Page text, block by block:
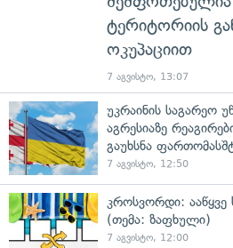
ტერიტორიის
ოკუპაციით
7 აგვისტო, 13:07
უკრაინის საგარეო
აგრესიაზე
გაუხსნა
7 აგვისტო, 12:50
კროსვორდი: ააწყვე
(თემა: ზაფხული)
7 აგვისტო, 12:00